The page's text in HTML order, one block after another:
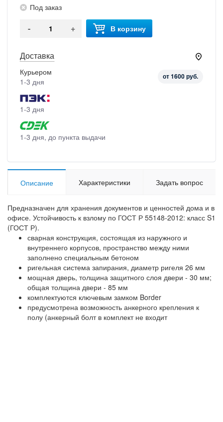
Под заказ
- + В корзину
Доставка
Курьером
1-3 дня
от 1600 руб.
1-3 дня
1-3 дня, до пункта выдачи
Описание Характеристики Задать вопрос
Предназначен для хранения документов и ценностей дома и в
офисе. Устойчивость к взлому по ГОСТ Р 55148-2012: класс S1
(ГОСТ Р).
сварная конструкция, состоящая из наружного и
внутреннего корпусов, пространство между ними
заполнено специальным бетоном
ригельная система запирания, диаметр ригеля 26 мм
мощная дверь, толщина защитного слоя двери - 30 мм;
общая толщина двери - 85 мм
комплектуются ключевым замком Border
предусмотрена возможность анкерного крепления к
полу (анкерный болт в комплект не входит